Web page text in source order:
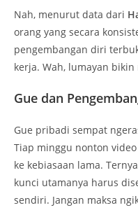
Nah, menurut data dari
orang yang secara
pengembangan diri
kerja. Wah, lumayan bikin
Gue dan
Gue pribadi sempat
Tiap minggu nonton
ke kebiasaan lama.
kunci utamanya harus
sendiri. Jangan maksa